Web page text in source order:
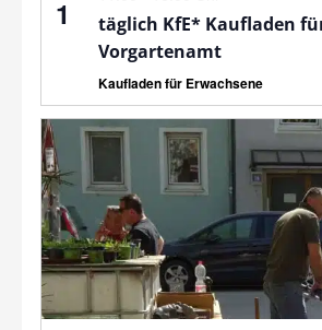
1
täglich KfE* Kaufladen
Vorgartenamt
Kaufladen für Erwachsene